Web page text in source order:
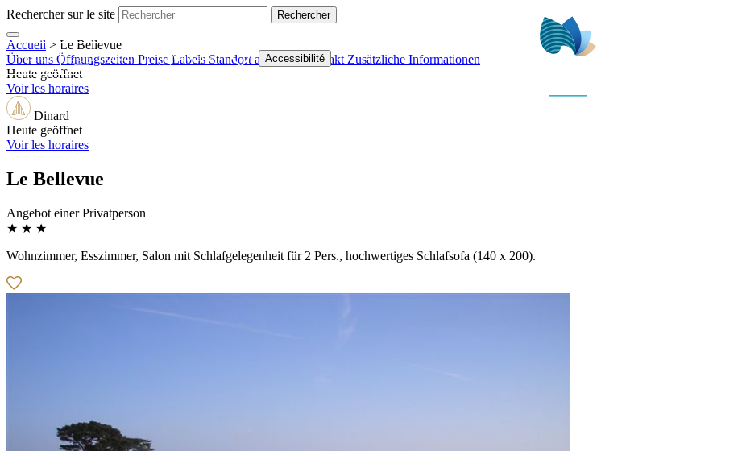
Rechercher sur le site
Shop Ticketshop Webcams Accessibilité
Accueil > Le Bellevue
Über uns Öffnungszeiten Preise Labels Standort anzeigen Kontakt Zusätzliche Informationen
Heute geöffnet
Voir les horaires
Dinard
Heute geöffnet
Voir les horaires
Le Bellevue
Angebot einer Privatperson
★ ★ ★
Wohnzimmer, Esszimmer, Salon mit Schlafgelegenheit für 2 Pers., hochwertiges Schlafsofa (140 x 200).